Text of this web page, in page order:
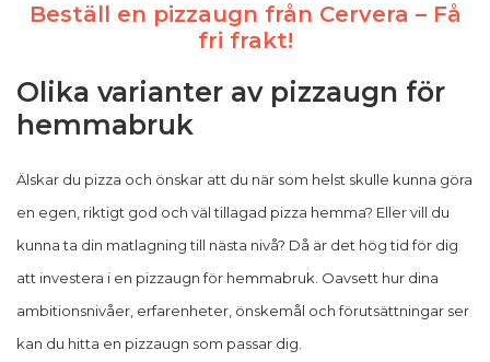
Beställ en pizzaugn från Cervera – Få
fri frakt!
Olika varianter av pizzaugn för
hemmabruk
Älskar du pizza och önskar att du när som helst skulle kunna göra
en egen, riktigt god och väl tillagad pizza hemma? Eller vill du
kunna ta din matlagning till nästa nivå? Då är det hög tid för dig
att investera i en pizzaugn för hemmabruk. Oavsett hur dina
ambitionsnivåer, erfarenheter, önskemål och förutsättningar ser
kan du hitta en pizzaugn som passar dig.